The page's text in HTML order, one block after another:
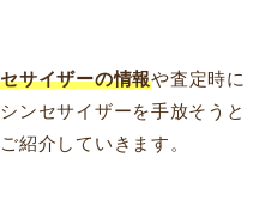
サイザーの情報や査定時に
ンセサイザーを手放そうと
紹介していきます。